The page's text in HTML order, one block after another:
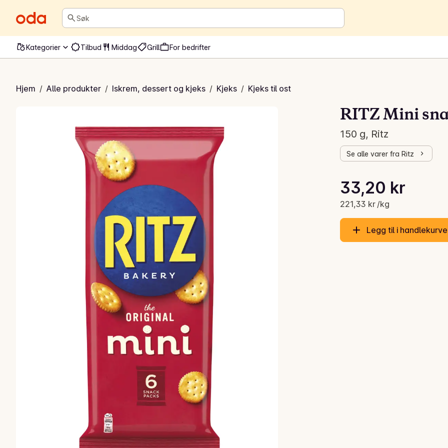
Søk
Kategorier Tilbud Middag Grill For bedrifter
Hjem / Alle produkter / Iskrem, dessert og kjeks / Kjeks / Kjeks til ost
snack pack
RITZ Mini
150 g, Ritz
Se alle varer fra Ritz
Gjeldende pris er: 33,20 kr
33,20 kr
221,33 kr /kg
Stykkpris: 221,33 kr /kg
Legg til i